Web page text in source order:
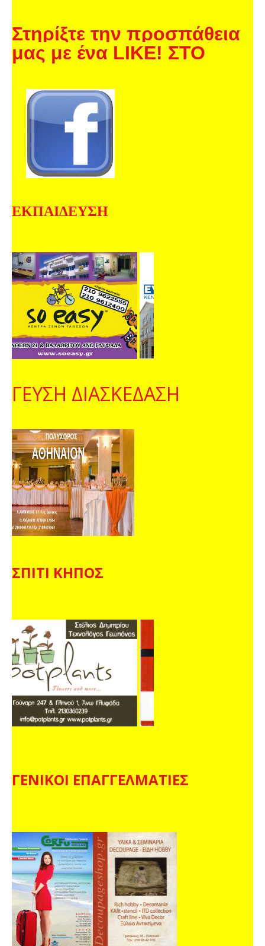
Στηρίξτε την προσπάθεια
μας με ένα LIKE! ΣΤΟ
ΕΚΠΑΙΔΕΥΣΗ
ΓΕΥΣΗ ΔΙΑΣΚΕΔΑΣΗ
ΣΠΙΤΙ ΚΗΠΟΣ
ΓΕΝΙΚΟΙ ΕΠΑΓΓΕΛΜΑΤΙΕΣ